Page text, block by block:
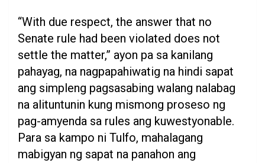
“With due respect, the answer that no
Senate rule had been violated does not
settle the matter,” ayon pa sa kanilang
pahayag, na nagpapahiwatig na hindi sapat
ang simpleng pagsasabing walang nalabag
na alituntunin kung mismong proseso ng
pag-amyenda sa rules ang kuwestyonable.
Para sa kampo ni Tulfo, mahalagang
mabigyan ng sapat na panahon ang